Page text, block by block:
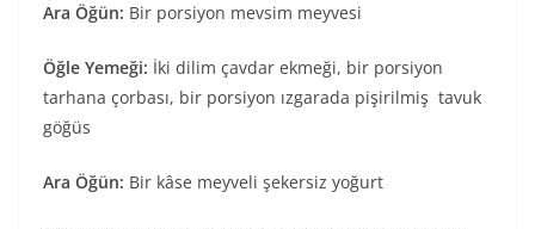
Ara Öğün: Bir porsiyon mevsim meyvesi
Öğle Yemeği: İki dilim çavdar ekmeği, bir porsiyon
tarhana çorbası, bir porsiyon ızgarada pişirilmiş tavuk
göğüs
Ara Öğün: Bir kâse meyveli şekersiz yoğurt